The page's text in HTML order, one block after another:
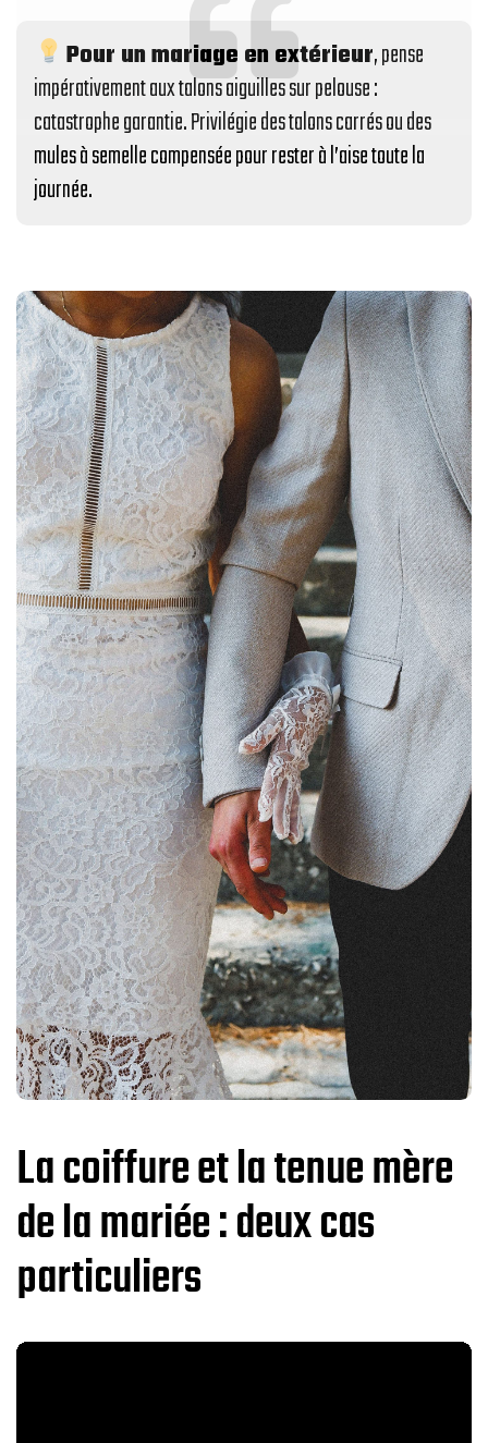
Pour un mariage en extérieur, pense
impérativement aux talons aiguilles sur pelouse :
catastrophe garantie. Privilégie des talons carrés ou des
mules à semelle compensée pour rester à l’aise toute la
journée.
La coiffure et la tenue mère
de la mariée : deux cas
particuliers